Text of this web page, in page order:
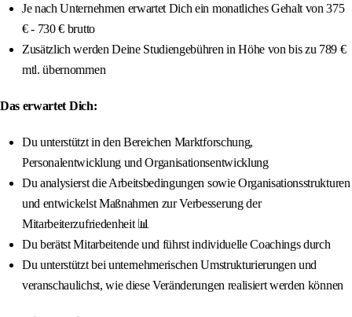
Je nach Unternehmen erwartet Dich ein monatliches Gehalt von 375
€ - 730 € brutto
Zusätzlich werden Deine Studiengebühren in Höhe von bis zu 789 €
mtl. übernommen
Das erwartet Dich:
Du unterstützt in den Bereichen Marktforschung,
Personalentwicklung und Organisationsentwicklung
Du analysierst die Arbeitsbedingungen sowie Organisationsstrukturen
und entwickelst Maßnahmen zur Verbesserung der
Mitarbeiterzufriedenheit 📊
Du berätst Mitarbeitende und führst individuelle Coachings durch
Du unterstützt bei unternehmerischen Umstrukturierungen und
veranschaulichst, wie diese Veränderungen realisiert werden können